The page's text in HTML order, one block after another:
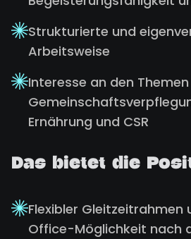
Strukturierte und
Arbeitsweise
Interesse an den Themen
Ernährung und CSR
Das bietet die
Flexibler Gleitzeitrahmen
Office-Möglichkeit nach